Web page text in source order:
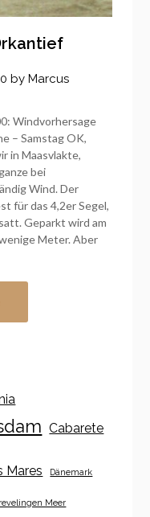
by Marcus
Windvorhersage
– Samstag OK,
in Maasvlakte,
bei
Wind. Der
für das 4,2er Segel,
Geparkt wird am
Meter. Aber
Cabarete
Mares Dänemark
Meer